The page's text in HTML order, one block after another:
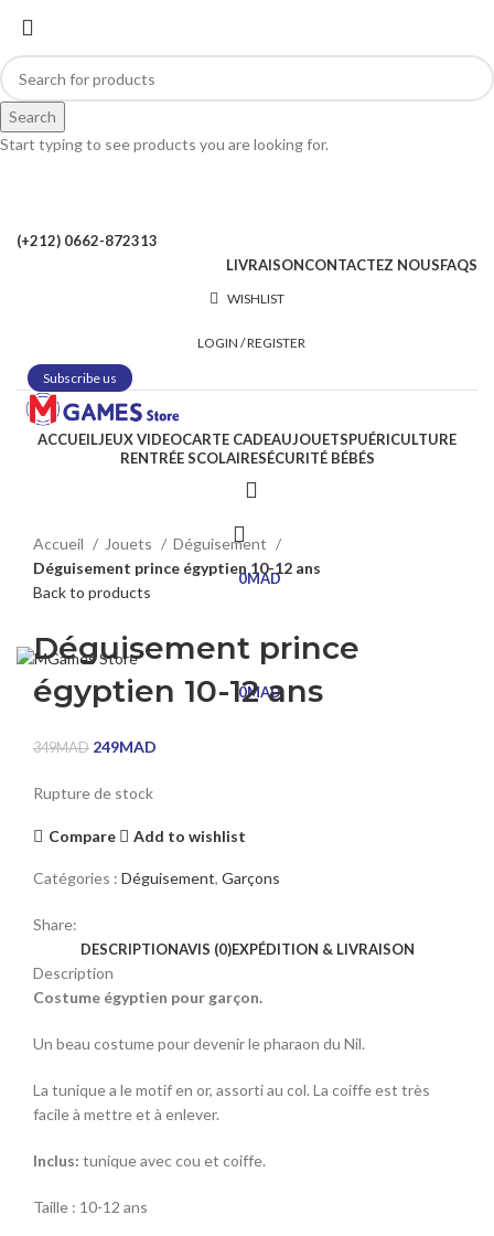
(+212) 0662-872313
LIVRAISONCONTACTEZ NOUSFAQS
WISHLIST
LOGIN / REGISTER
Subscribe us
ACCUEILJEUX VIDEOCARTE CADEAUJOUETSPUÉRICULTURE
RENTRÉE SCOLAIRESÉCURITÉ BÉBÉS
0MAD
0MAD
Sold out
Accueil
Jouets
Déguisement
Déguisement prince égyptien 10-12 ans
Back to products
Déguisement prince
égyptien 10-12 ans
349MAD 249MAD
Rupture de stock
Compare Add to wishlist
Catégories : Déguisement, Garçons
Share:
DESCRIPTIONAVIS (0)EXPÉDITION & LIVRAISON
Description
Costume égyptien pour garçon.
Un beau costume pour devenir le pharaon du Nil.
La tunique a le motif en or, assorti au col. La coiffe est très
facile à mettre et à enlever.
Inclus: tunique avec cou et coiffe.
Taille : 10-12 ans
Search
Start typing to see products you are looking for.